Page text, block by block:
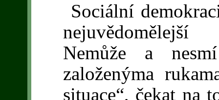
Sociální
Nemůže a
založenýma
situace“, čekat na